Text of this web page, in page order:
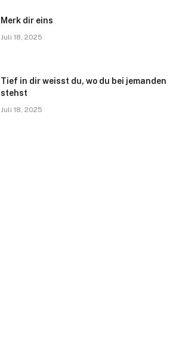
Merk dir eins
Juli 18, 2025
Tief in dir weisst du, wo du bei jemanden
stehst
Juli 18, 2025